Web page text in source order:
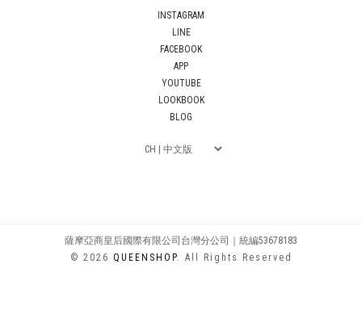
INSTAGRAM
LINE
FACEBOOK
APP
YOUTUBE
LOOKBOOK
BLOG
薩摩亞商皇后國際有限公司台灣分公司｜統編53678183
© 2026 QUEENSHOP. All Rights Reserved